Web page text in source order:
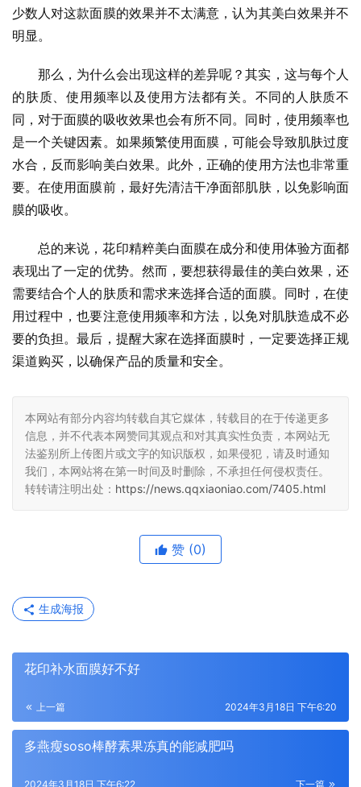
少数人对这款面膜的效果并不太满意，认为其美白效果并不
明显。
那么，为什么会出现这样的差异呢？其实，这与每个人
的肤质、使用频率以及使用方法都有关。不同的人肤质不
同，对于面膜的吸收效果也会有所不同。同时，使用频率也
是一个关键因素。如果频繁使用面膜，可能会导致肌肤过度
水合，反而影响美白效果。此外，正确的使用方法也非常重
要。在使用面膜前，最好先清洁干净面部肌肤，以免影响面
膜的吸收。
总的来说，花印精粹美白面膜在成分和使用体验方面都
表现出了一定的优势。然而，要想获得最佳的美白效果，还
需要结合个人的肤质和需求来选择合适的面膜。同时，在使
用过程中，也要注意使用频率和方法，以免对肌肤造成不必
要的负担。最后，提醒大家在选择面膜时，一定要选择正规
渠道购买，以确保产品的质量和安全。
本网站有部分内容均转载自其它媒体，转载目的在于传递更多
信息，并不代表本网赞同其观点和对其真实性负责，本网站无
法鉴别所上传图片或文字的知识版权，如果侵犯，请及时通知
我们，本网站将在第一时间及时删除，不承担任何侵权责任。
转转请注明出处： https://news.qqxiaoniao.com/7405.html
赞 (0)
生成海报
花印补水面膜好不好
上一篇 2024年3月18日 下午6:20
多燕瘦soso棒酵素果冻真的能减肥吗
下一篇
2024年3月18日 下午6:22